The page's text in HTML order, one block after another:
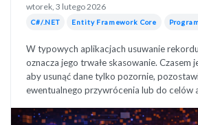
wtorek, 3 lutego 2026
C#/.NET Entity Framework Core
W typowych aplikacjach usuwanie
oznacza jego trwałe skasowanie. Czasem
aby usunąć dane tylko pozornie,
ewentualnego przywrócenia lub do celów